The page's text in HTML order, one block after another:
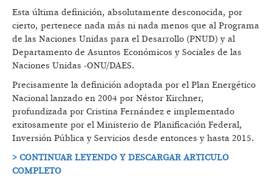
Esta última definición, absolutamente desconocida, por
cierto, pertenece nada más ni nada menos que al Programa
de las Naciones Unidas para el Desarrollo (PNUD) y al
Departamento de Asuntos Económicos y Sociales de las
Naciones Unidas -ONU/DAES.
Precisamente la definición adoptada por el Plan Energético
Nacional lanzado en 2004 por Néstor Kirchner,
profundizada por Cristina Fernández e implementado
exitosamente por el Ministerio de Planificación Federal,
Inversión Pública y Servicios desde entonces y hasta 2015.
> CONTINUAR LEYENDO Y DESCARGAR ARTICULO
COMPLETO